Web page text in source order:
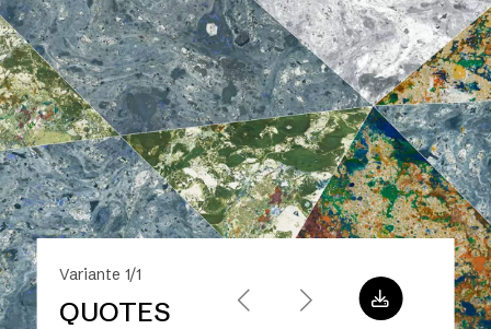
Variante 1/1
QUOTES